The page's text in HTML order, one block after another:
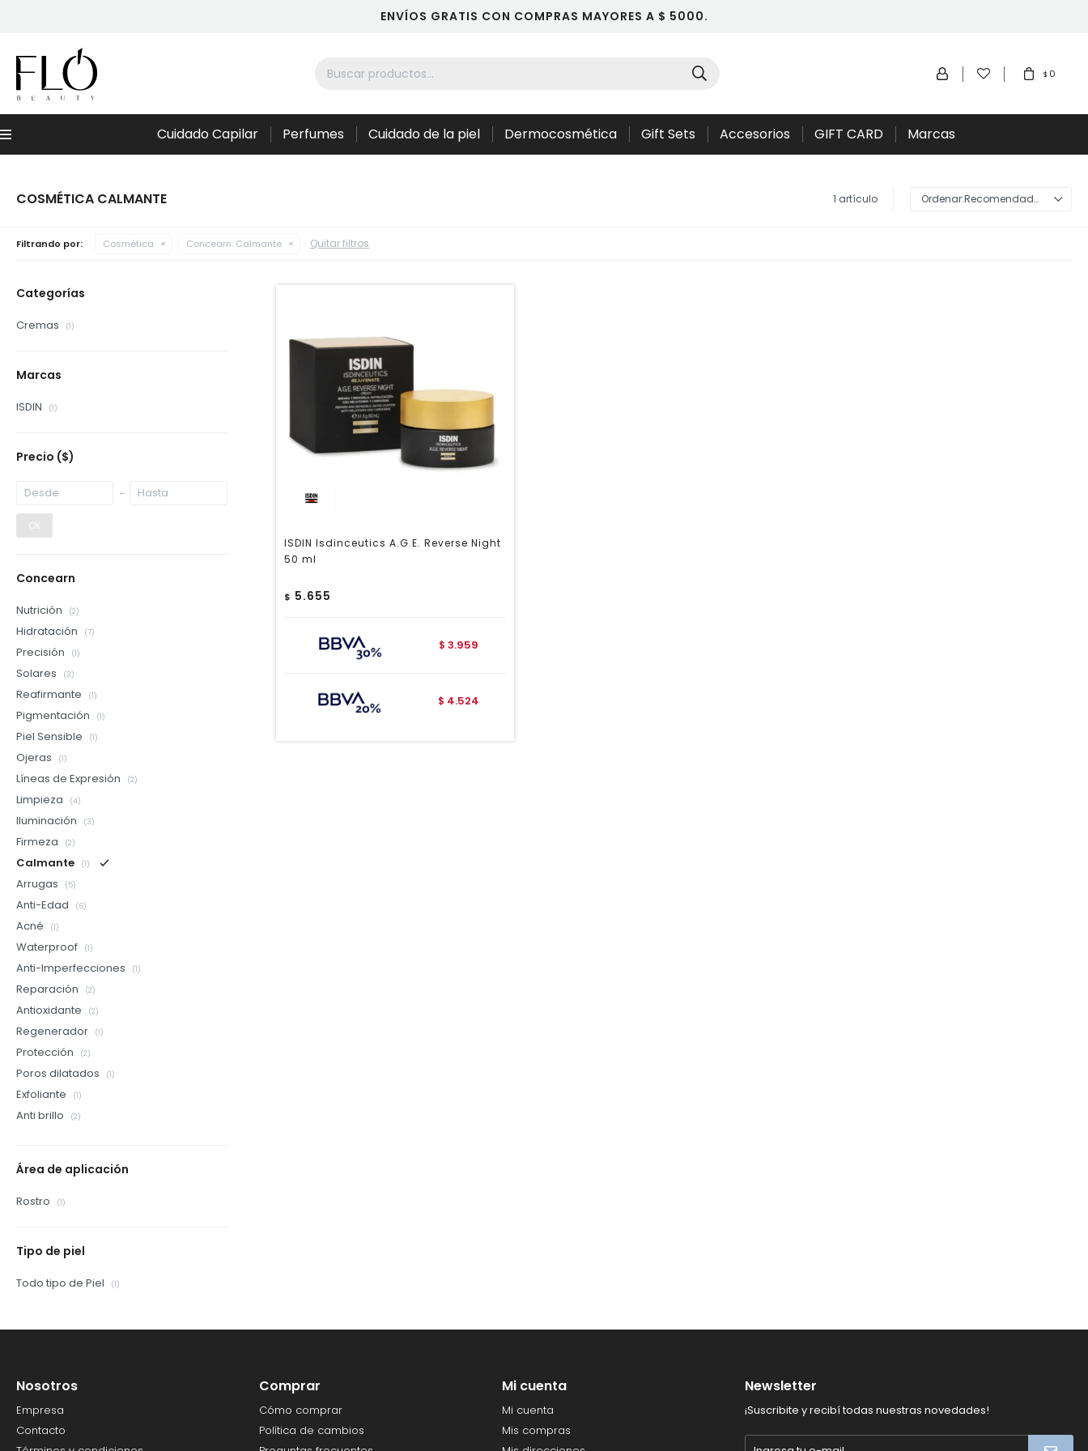
ENVÍOS GRATIS CON COMPRAS MAYORES A $ 5000.
Menú Cuidado Capilar Perfumes Cuidado de la piel Dermocosmética Gift Sets Accesorios GIFT CARD Marcas
$ 0
COSMÉTICA CALMANTE 1 artículo Recomendados
Filtrando por: Cosmética Concearn: Calmante Quitar filtros
ISDIN Isdinceutics A.G.E. Reverse Night
50 ml
$ 5.655
$ 3.959
$ 4.524
Categorías
Cremas (1)
Marcas
ISDIN (1)
Precio ($)
OK
Concearn
Nutrición (2)
Hidratación (7)
Precisión (1)
Solares (3)
Reafirmante (1)
Pigmentación (1)
Piel Sensible (1)
Ojeras (1)
Líneas de Expresión (2)
Limpieza (4)
Iluminación (3)
Firmeza (2)
Calmante (1)
Arrugas (5)
Anti-Edad (6)
Acné (1)
Waterproof (1)
Anti-Imperfecciones (1)
Reparación (2)
Antioxidante (2)
Regenerador (1)
Protección (2)
Poros dilatados (1)
Exfoliante (1)
Anti brillo (2)
Área de aplicación
Rostro (1)
Tipo de piel
Todo tipo de Piel (1)
Nosotros
Empresa
Contacto
Comprar
Cómo comprar
Política de cambios
Mi cuenta
Mi cuenta
Mis compras
Newsletter
¡Suscribite y recibí todas nuestras novedades!